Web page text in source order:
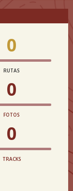
0
RUTAS
0
FOTOS
0
TRACKS